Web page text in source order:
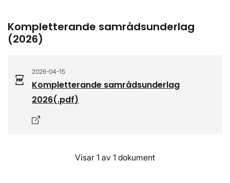
Kompletterande samrådsunderlag
(2026)
2026-04-15
Kompletterande samrådsunderlag
2026(.pdf)
Visar 1 av 1 dokument